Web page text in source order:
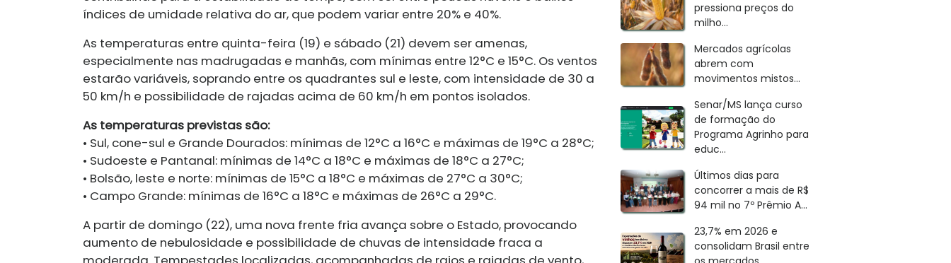
índices de umidade relativa do ar, que podem variar entre 20% e 40%.
As temperaturas entre quinta-feira (19) e sábado (21) devem ser amenas,
especialmente nas madrugadas e manhãs, com mínimas entre 12°C e 15°C. Os ventos
estarão variáveis, soprando entre os quadrantes sul e leste, com intensidade de 30 a
50 km/h e possibilidade de rajadas acima de 60 km/h em pontos isolados.
As temperaturas previstas são:
• Sul, cone-sul e Grande Dourados: mínimas de 12°C a 16°C e máximas de 19°C a 28°C;
• Sudoeste e Pantanal: mínimas de 14°C a 18°C e máximas de 18°C a 27°C;
• Bolsão, leste e norte: mínimas de 15°C a 18°C e máximas de 27°C a 30°C;
• Campo Grande: mínimas de 16°C a 18°C e máximas de 26°C a 29°C.
A partir de domingo (22), uma nova frente fria avança sobre o Estado, provocando
aumento de nebulosidade e possibilidade de chuvas de intensidade fraca a
pressiona preços do
milho...
Mercados agrícolas
abrem com
movimentos mistos...
Senar/MS lança curso
de formação do
Programa Agrinho para
educ...
Últimos dias para
concorrer a mais de R$
94 mil no 7º Prêmio A...
23,7% em 2026 e
consolidam Brasil entre